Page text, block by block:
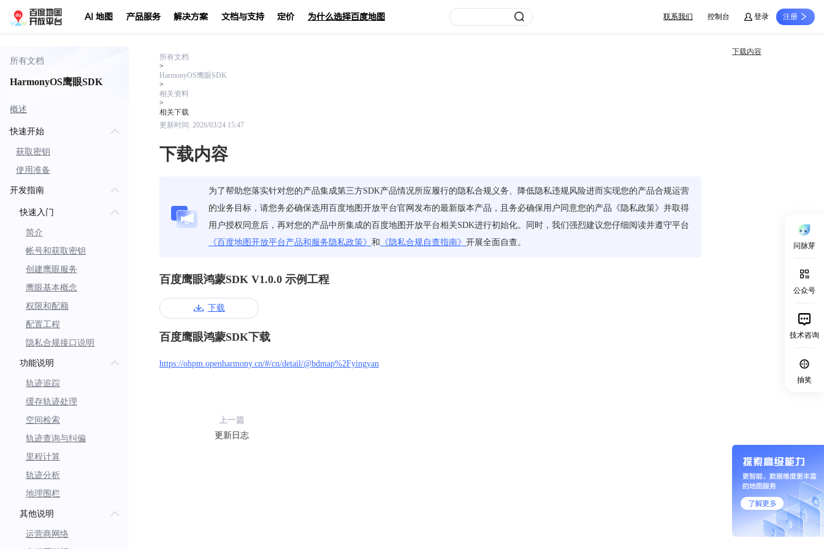
AI 地图 产品服务 解决方案 文档与支持 定价 为什么选择百度地图 联系我们 控制台 登录 注册
问脉芽
公众号
技术咨询
抽奖
所有文档
HarmonyOS鹰眼SDK
概述
快速开始
获取密钥
使用准备
开发指南
快速入门
简介
帐号和获取密钥
创建鹰眼服务
鹰眼基本概念
权限和配额
配置工程
隐私合规接口说明
功能说明
轨迹追踪
缓存轨迹处理
空间检索
轨迹查询与纠偏
里程计算
轨迹分析
地理围栏
其他说明
运营商网络
所有文档
>
HarmonyOS鹰眼SDK
>
相关资料
>
相关下载
更新时间: 2026/03/24 15:47
下载内容
为了帮助您落实针对您的产品集成第三方SDK产品情况所应履行的隐私合规义务、降低隐私违规风险进而实现您的产品合规运营
的业务目标，请您务必确保选用百度地图开放平台官网发布的最新版本产品，且务必确保用户同意您的产品《隐私政策》并取得
用户授权同意后，再对您的产品中所集成的百度地图开放平台相关SDK进行初始化。同时，我们强烈建议您仔细阅读并遵守平台
《百度地图开放平台产品和服务隐私政策》 和 《隐私合规自查指南》 开展全面自查。
百度鹰眼鸿蒙SDK V1.0.0 示例工程
下载
百度鹰眼鸿蒙SDK下载
https://ohpm.openharmony.cn/#/cn/detail/@bdmap%2Fyingyan
上一篇
更新日志
下载内容